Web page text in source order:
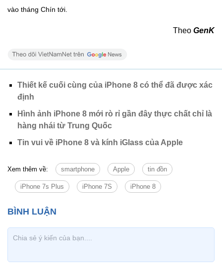
vào tháng Chín tới.
Theo GenK
Thiết kế cuối cùng của iPhone 8 có thể đã được xác
định
Hình ảnh iPhone 8 mới rò rỉ gần đây thực chất chỉ là
hàng nhái từ Trung Quốc
Tin vui về iPhone 8 và kính iGlass của Apple
Xem thêm về: smartphone Apple tin đồn
iPhone 7s Plus iPhone 7S iPhone 8